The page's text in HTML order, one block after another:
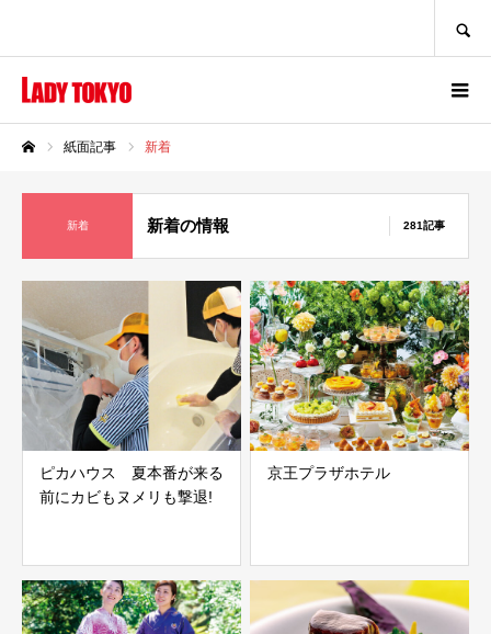
紙面記事 新着
新着 新着の情報 281記事
ピカハウス 夏本番が来る
前にカビもヌメリも撃退!
京王プラザホテル